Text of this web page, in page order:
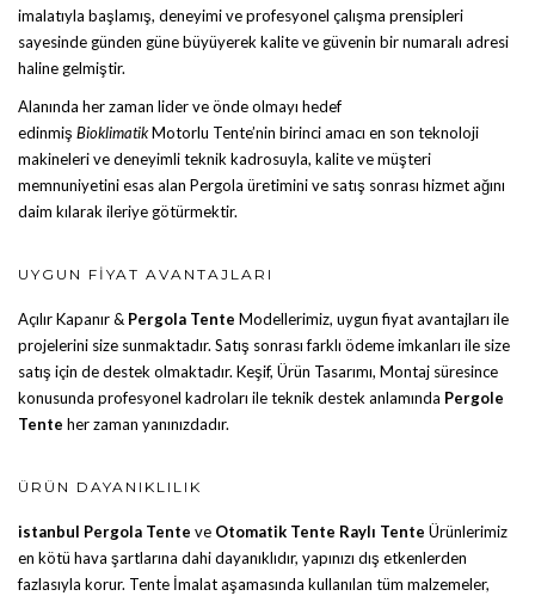
imalatıyla başlamış, deneyimi ve profesyonel çalışma prensipleri
sayesinde günden güne büyüyerek kalite ve güvenin bir numaralı adresi
haline gelmiştir.
Alanında her zaman lider ve önde olmayı hedef
edinmiş BioklimatikMotorlu Tente’nin birinci amacı en son teknoloji
makineleri ve deneyimli teknik kadrosuyla, kalite ve müşteri
memnuniyetini esas alan Pergola üretimini ve satış sonrası hizmet ağını
daim kılarak ileriye götürmektir.
UYGUN FIYAT AVANTAJLARI
Açılır Kapanır & Pergola Tente Modellerimiz, uygun fiyat avantajları ile
projelerini size sunmaktadır. Satış sonrası farklı ödeme imkanları ile size
satış için de destek olmaktadır. Keşif, Ürün Tasarımı, Montaj süresince
konusunda profesyonel kadroları ile teknik destek anlamında Pergole
Tente her zaman yanınızdadır.
ÜRÜN DAYANIKLILIK
istanbul Pergola Tente ve Otomatik Tente Raylı Tente Ürünlerimiz
en kötü hava şartlarına dahi dayanıklıdır, yapınızı dış etkenlerden
fazlasıyla korur. Tente İmalat aşamasında kullanılan tüm malzemeler,